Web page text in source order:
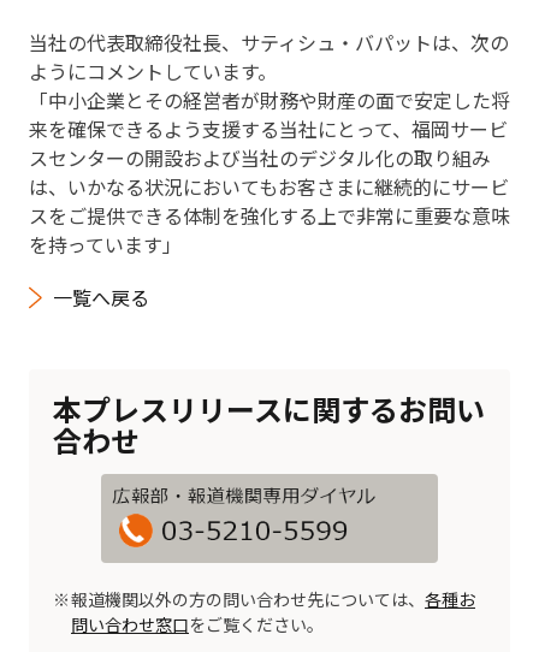
当社の代表取締役社長、サティシュ・バパットは、次の
ようにコメントしています。
「中小企業とその経営者が財務や財産の面で安定した将
来を確保できるよう支援する当社にとって、福岡サービ
スセンターの開設および当社のデジタル化の取り組み
は、いかなる状況においてもお客さまに継続的にサービ
スをご提供できる体制を強化する上で非常に重要な意味
を持っています」
一覧へ戻る
本プレスリリースに関するお問い
合わせ
報道機関以外の方の問い合わせ先については、 各種お
問い合わせ窓口をご覧ください。